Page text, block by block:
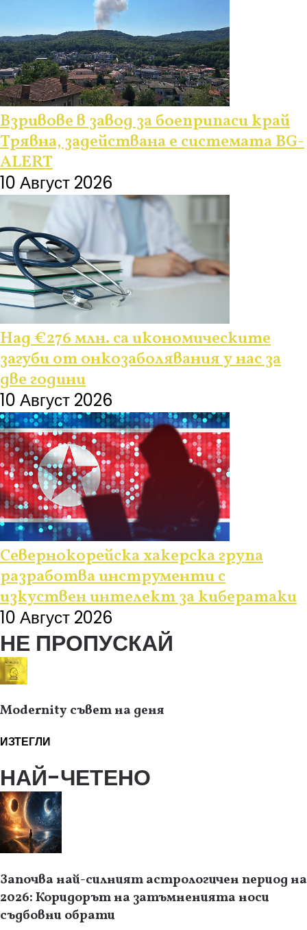
Взривове в завод за боеприпаси край
Трявна, задействана е системата BG-
ALERT
10 Август 2026
Над €276 млн. са икономическите
загуби от онкозаболявания у нас за
две години
10 Август 2026
Севернокорейска хакерска група
разработва инструменти с
изкуствен интелект за кибератаки
10 Август 2026
НЕ ПРОПУСКАЙ
Modernity съвет на деня
ИЗТЕГЛИ
НАЙ-ЧЕТЕНО
Започва най-силният астрологичен период на
2026: Коридорът на затъмненията носи
съдбовни обрати